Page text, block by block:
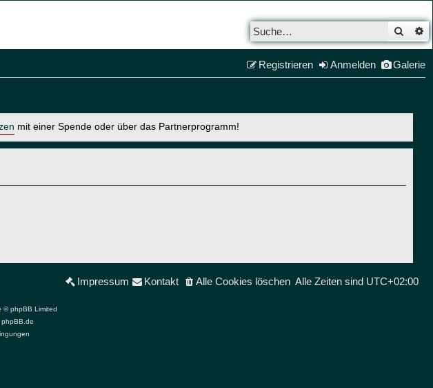
Galerie
Anmelden
Registrieren
mit einer Spende oder über das Partnerprogramm!
Alle Zeiten sind UTC+02:00
Alle Cookies löschen
Impressum Kontakt
© phpBB Limited
phpBB.de